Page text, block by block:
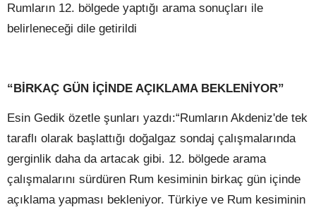
Rumların 12. bölgede yaptığı arama sonuçları ile
belirleneceği dile getirildi
“BİRKAÇ GÜN İÇİNDE AÇIKLAMA BEKLENİYOR”
Esin Gedik özetle şunları yazdı:“Rumların Akdeniz'de tek
taraflı olarak başlattığı doğalgaz sondaj çalışmalarında
gerginlik daha da artacak gibi. 12. bölgede arama
çalışmalarını sürdüren Rum kesiminin birkaç gün içinde
açıklama yapması bekleniyor. Türkiye ve Rum kesiminin